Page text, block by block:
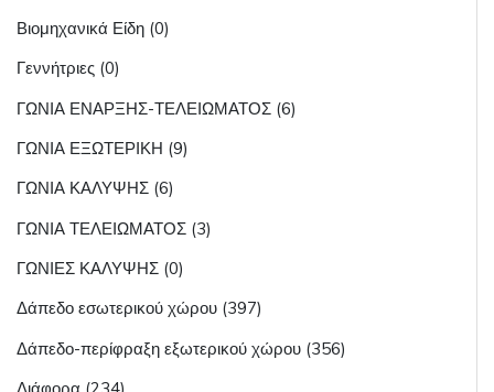
Βιομηχανικά Είδη (0)
Γεννήτριες (0)
ΓΩΝΙΑ ΕΝΑΡΞΗΣ-ΤΕΛΕΙΩΜΑΤΟΣ (6)
ΓΩΝΙΑ ΕΞΩΤΕΡΙΚΗ (9)
ΓΩΝΙΑ ΚΑΛΥΨΗΣ (6)
ΓΩΝΙΑ ΤΕΛΕΙΩΜΑΤΟΣ (3)
ΓΩΝΙΕΣ ΚΑΛΥΨΗΣ (0)
Δάπεδο εσωτερικού χώρου (397)
Δάπεδο-περίφραξη εξωτερικού χώρου (356)